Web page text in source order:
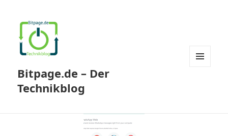
Bitpage.de – Der
Technikblog